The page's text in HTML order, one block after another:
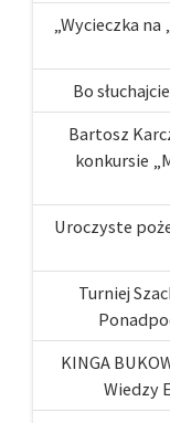
„Wycieczka
Bo
Bartosz
konkursie
Uroczyste
Turniej
KINGA
Wiedzy